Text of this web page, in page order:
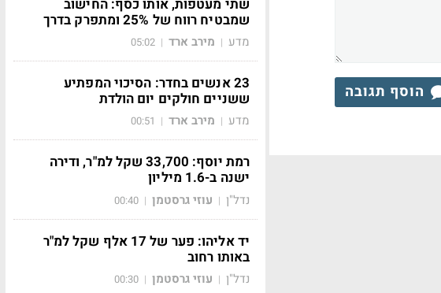
הוסף תגובה
שתי מעטפות, אותו כסף: החישוב
שמבטיח רווח של 25% ומתפרק בדרך
מדע | מירב ארד |
05:02
23 אנשים בחדר: הסיכוי המפתיע
ששניים חולקים יום הולדת
מדע | מירב ארד |
00:51
רמת יוסף: 33,700 שקל למ"ר, ודירה
ישנה ב-1.6 מיליון
נדל"ן | עוזי גרסטמן |
00:40
יד אליהו: פער של 17 אלף שקל למ"ר
באותו רחוב
נדל"ן | עוזי גרסטמן |
00:30